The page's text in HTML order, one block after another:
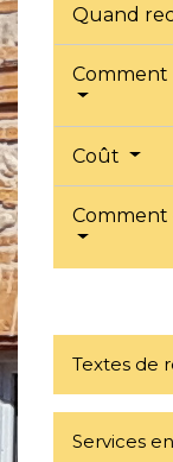
Quand
Comment
Coût
Comment
Textes de
Services